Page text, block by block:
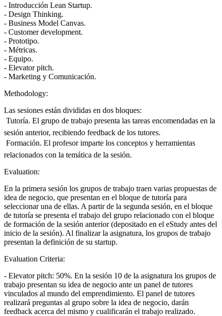
- Introducción Lean Startup.
- Design Thinking.
- Business Model Canvas.
- Customer development.
- Prototipo.
- Métricas.
- Equipo.
- Elevator pitch.
- Marketing y Comunicación.
Methodology:
Las sesiones están divididas en dos bloques:
 Tutoría. El grupo de trabajo presenta las tareas encomendadas en la
sesión anterior, recibiendo feedback de los tutores.
 Formación. El profesor imparte los conceptos y herramientas
relacionados con la temática de la sesión.
Evaluation:
En la primera sesión los grupos de trabajo traen varias propuestas de
idea de negocio, que presentan en el bloque de tutoría para
seleccionar una de ellas. A partir de la segunda sesión, en el bloque
de tutoría se presenta el trabajo del grupo relacionado con el bloque
de formación de la sesión anterior (depositado en el eStudy antes del
inicio de la sesión). Al finalizar la asignatura, los grupos de trabajo
presentan la definición de su startup.
Evaluation Criteria:
- Elevator pitch: 50%. En la sesión 10 de la asignatura los grupos de
trabajo presentan su idea de negocio ante un panel de tutores
vinculados al mundo del emprendimiento. El panel de tutores
realizará preguntas al grupo sobre la idea de negocio, darán
feedback acerca del mismo y cualificarán el trabajo realizado.